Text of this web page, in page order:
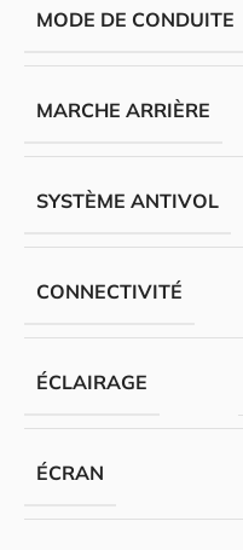
MODE DE CONDUITE
MARCHE ARRIÈRE
SYSTÈME ANTIVOL
CONNECTIVITÉ
ÉCLAIRAGE
ÉCRAN